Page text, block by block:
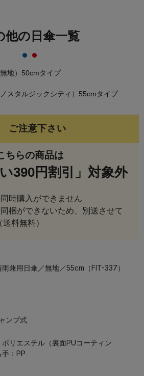
他の日傘一覧
ご注意下さい
ちらの商品は
390円割引」対象外
時購入ができません
梱ができないため、別送させて
料無料）
雨兼用日傘／無地／55cm（FIT-337）
ンプ式
リエステル（裏面PUコーティン
：PP